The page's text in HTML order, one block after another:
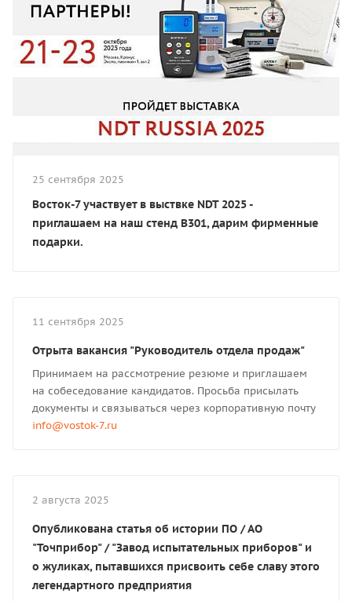
25 сентября 2025
Восток-7 участвует в выствке NDT 2025 -
приглашаем на наш стенд В301, дарим фирменные
подарки.
11 сентября 2025
Отрыта вакансия "Руководитель отдела продаж"
Принимаем на рассмотрение резюме и приглашаем
на собеседование кандидатов. Просьба присылать
документы и связываться через корпоративную почту
info@vostok-7.ru
2 августа 2025
Опубликована статья об истории ПО / АО
"Точприбор" / "Завод испытательных приборов" и
о жуликах, пытавшихся присвоить себе славу этого
легендартного предприятия